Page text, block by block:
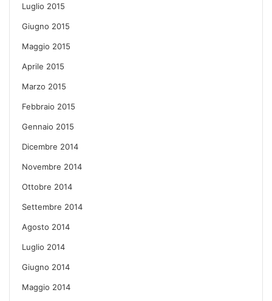
Luglio 2015
Giugno 2015
Maggio 2015
Aprile 2015
Marzo 2015
Febbraio 2015
Gennaio 2015
Dicembre 2014
Novembre 2014
Ottobre 2014
Settembre 2014
Agosto 2014
Luglio 2014
Giugno 2014
Maggio 2014